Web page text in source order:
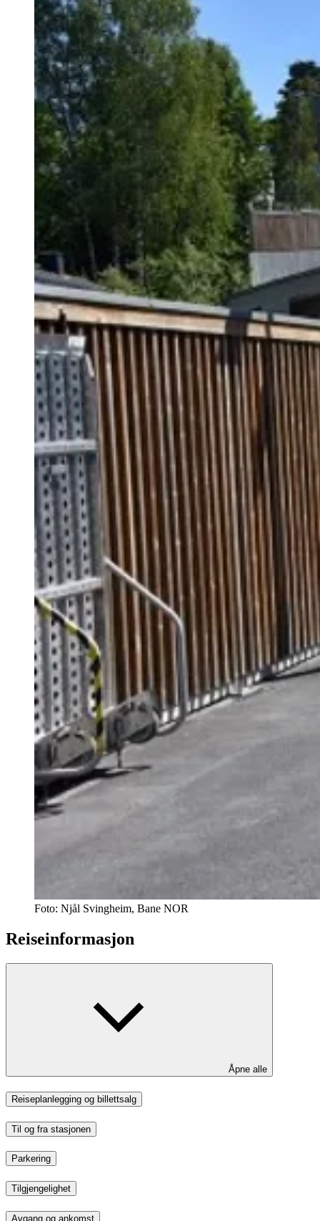
Foto: Njål Svingheim, Bane NOR
Reiseinformasjon
Åpne alle
Reiseplanlegging og billettsalg
Til og fra stasjonen
Parkering
Tilgjengelighet
Avgang og ankomst